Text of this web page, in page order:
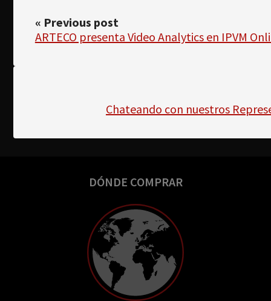
« Previous post
ARTECO presenta Video Analytics en IPVM
Chateando con nuestros
DÓNDE COMPRAR